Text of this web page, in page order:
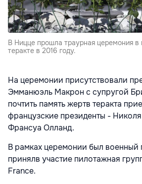
В Ницце прошла траурная церемония в
теракте в 2016 году.
На церемонии присутствовали
Эмманюэль Макрон с супругой
почтить память жертв теракта
французские президенты -
Франсуа Олланд.
В рамках церемонии был военный
принялв участие пилотажная
France.